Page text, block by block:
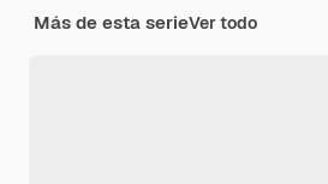
Más de esta serieVer todo